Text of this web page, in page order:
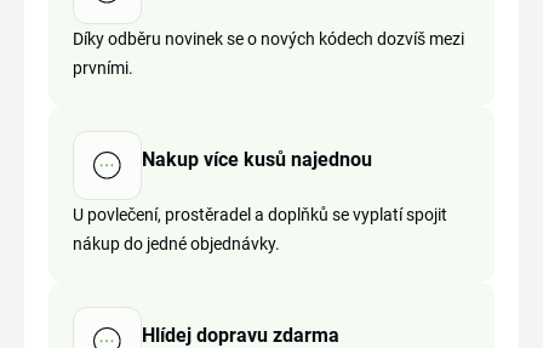
Díky odběru novinek se o nových kódech dozvíš mezi
prvními.
Nakup více kusů najednou
U povlečení, prostěradel a doplňků se vyplatí spojit
nákup do jedné objednávky.
Hlídej dopravu zdarma